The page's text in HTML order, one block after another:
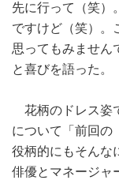
先に行って（笑）
ですけど（笑）。
思ってもみません
と喜びを語った。
花柄のドレス姿
について「前回の
役柄的にもそんな
俳優とマネージャ